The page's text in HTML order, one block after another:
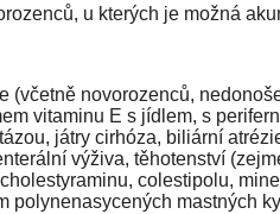
u kterých je možná
(včetně novorozenců,
vitaminu E s jídlem, s
játry cirhóza, biliární
výživa, těhotenství
colestipolu,
polynenasycených mastných